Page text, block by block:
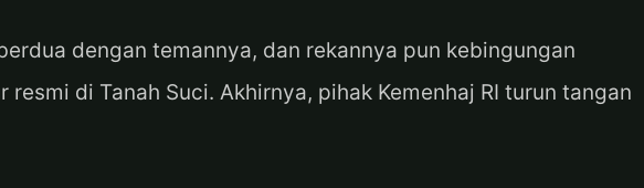
dengan temannya, dan rekannya pun kebingungan
resmi di Tanah Suci. Akhirnya, pihak Kemenhaj RI turun tangan